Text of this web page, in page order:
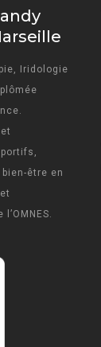
Iridologie
être en